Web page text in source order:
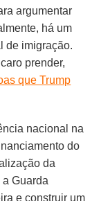
argumentar
há um
de imigração.
prender,
que Trump
nacional na
do
da
Guarda
e construir um